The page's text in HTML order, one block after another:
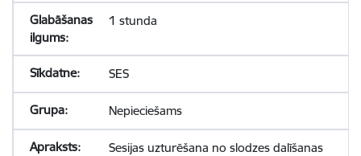
1 stunda
SES
Nepieciešams
Sesijas uzturēšana no slodzes dalīšanas